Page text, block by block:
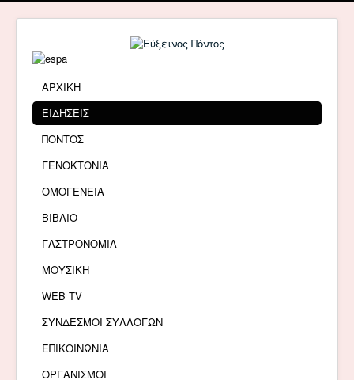
ΑΡΧΙΚΗ
ΕΙΔΗΣΕΙΣ
ΠΟΝΤΟΣ
ΓΕΝΟΚΤΟΝΙΑ
ΟΜΟΓΕΝΕΙΑ
ΒΙΒΛΙΟ
ΓΑΣΤΡΟΝΟΜΙΑ
ΜΟΥΣΙΚΗ
WEB TV
ΣΥΝΔΕΣΜΟΙ ΣΥΛΛΟΓΩΝ
ΕΠΙΚΟΙΝΩΝΙΑ
ΟΡΓΑΝΙΣΜΟΙ